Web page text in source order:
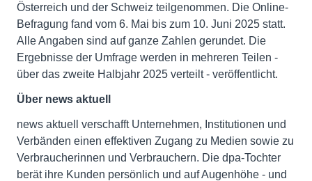
Österreich und der Schweiz teilgenommen. Die Online-
Befragung fand vom 6. Mai bis zum 10. Juni 2025 statt.
Alle Angaben sind auf ganze Zahlen gerundet. Die
Ergebnisse der Umfrage werden in mehreren Teilen -
über das zweite Halbjahr 2025 verteilt - veröffentlicht.
Über news aktuell
news aktuell verschafft Unternehmen, Institutionen und
Verbänden einen effektiven Zugang zu Medien sowie zu
Verbraucherinnen und Verbrauchern. Die dpa-Tochter
berät ihre Kunden persönlich und auf Augenhöhe - und